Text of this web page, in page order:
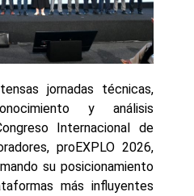
jornadas técnicas,
y análisis
Internacional de
proEXPLO 2026,
su posicionamiento
más influyentes